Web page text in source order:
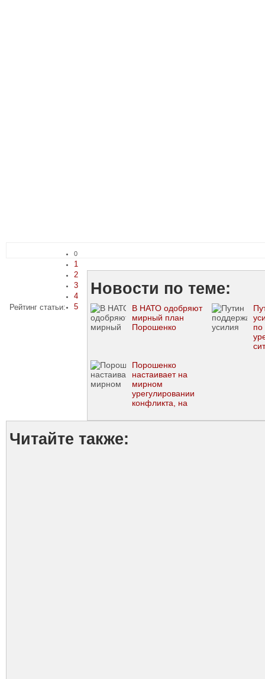
Рейтинг статьи:
0
1
2
3
4
5
Новости по теме:
В НАТО одобряют
мирный план
Порошенко
по
Порошенко
настаивает на
мирном
урегулировании
конфликта, на
Читайте также: